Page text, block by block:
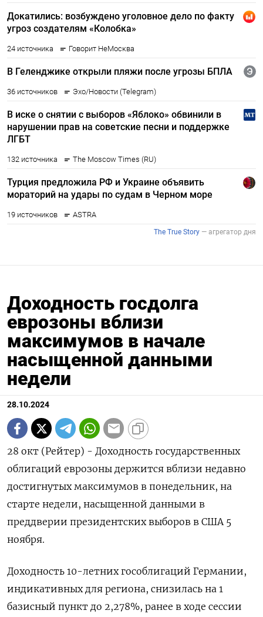
Доходность госдолга
еврозоны вблизи
максимумов в начале
насыщенной данными
недели
28.10.2024
28 окт (Рейтер) - Доходность государственных
облигаций еврозоны держится вблизи недавно
достигнутых максимумов в понедельник, на
старте недели, насыщенной данными в
преддверии президентских выборов в США 5
ноября.
Доходность 10-летних гособлигаций Германии,
индикативных для региона, снизилась на 1
базисный пункт до 2,278%, ранее в ходе сессии